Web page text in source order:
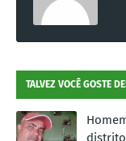
TALVEZ VOCÊ GOSTE